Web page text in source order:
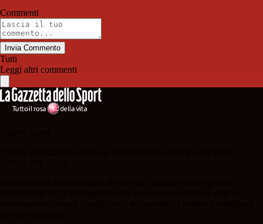
Commenti
Invia Commento
Tutti
Leggi altri commenti